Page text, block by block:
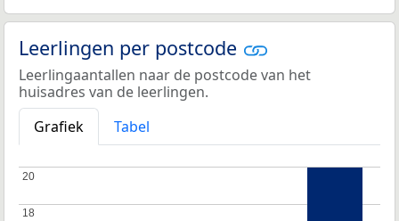
Leerlingen per postcode
Leerlingaantallen naar de postcode van het
huisadres van de leerlingen.
Grafiek
Tabel
18
18
20
20